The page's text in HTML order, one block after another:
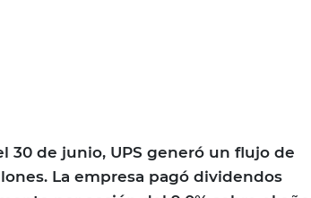
30 de junio, UPS generó un flujo de
La empresa pagó dividendos